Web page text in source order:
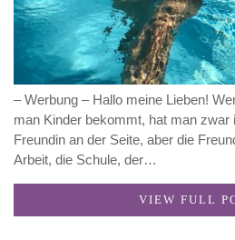
– Werbung – Hallo meine Lieben!
man Kinder bekommt, hat man zwar
Freundin an der Seite, aber die
Arbeit, die Schule, der…
VIEW FULL